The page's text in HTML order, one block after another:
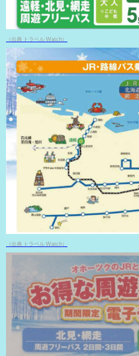
（出典 トラベル Watch）
（出典 トラベル Watch）